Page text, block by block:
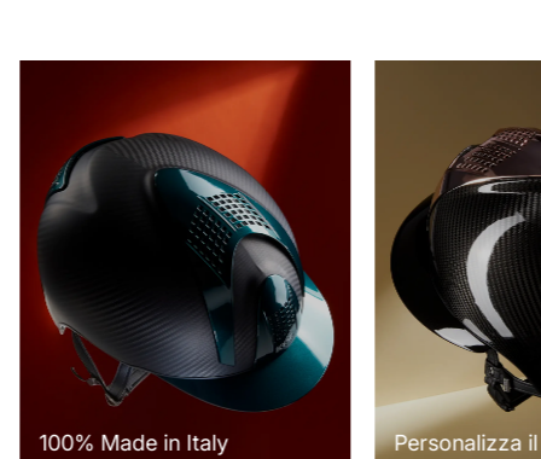
100% Made in Italy Personalizza